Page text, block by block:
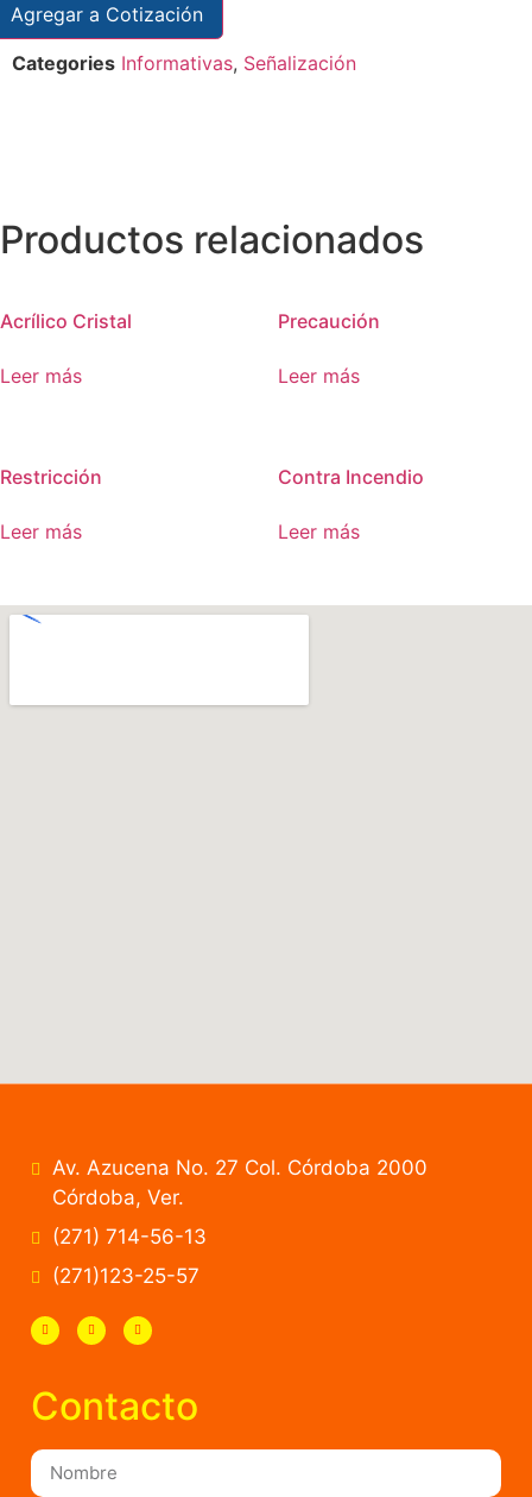
Agregar a Cotización
Categories Informativas, Señalización
Productos relacionados
Acrílico Cristal
Leer más
Precaución
Leer más
Restricción
Leer más
Contra Incendio
Leer más
Av. Azucena No. 27 Col. Córdoba 2000
Córdoba, Ver.
(271) 714-56-13
(271)123-25-57
Contacto